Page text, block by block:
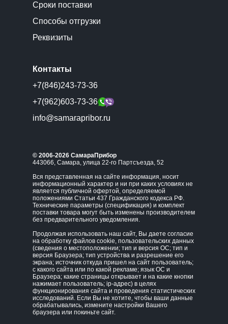
Сроки поставки
Способы отгрузки
Реквизиты
Контакты
+7(846)243-73-36
+7(962)603-73-36
info@samarapribor.ru
© 2006-2026 СамараПрибор
443066, Самара, улица 22-го Партсъезда, 52
Вся представленная на сайте информация, носит
информационный характер и ни при каких условиях не
является публичной офертой, определяемой
положениями Статьи 437 Гражданского кодекса РФ.
Технические параметры (спецификация) и комплект
поставки товара могут быть изменены производителем
без предварительного уведомления.
Продолжая использовать наш сайт, Вы даете согласие
на обработку файлов cookie, пользовательских данных
(сведения о местоположении; тип и версия ОС; тип и
версия Браузера; тип устройства и разрешение его
экрана; источник откуда пришел на сайт пользователь;
с какого сайта или по какой рекламе; язык ОС и
Браузера; какие страницы открывает и на какие кнопки
нажимает пользователь; ip-адрес) в целях
функционирования сайта и проведения статистических
исследований. Если Вы не хотите, чтобы ваши данные
обрабатывались, измените настройки Вашего
браузера или покиньте сайт.